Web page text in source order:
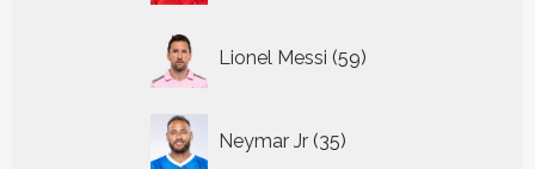
Lionel Messi 59
producten
Neymar Jr 35
producten